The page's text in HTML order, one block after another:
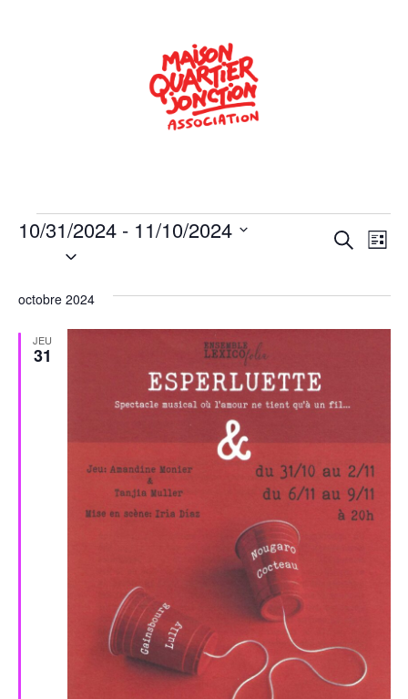
Recherche
Liste
10/31/2024 - 11/10/2024
Sélectionnez
octobre 2024
JEU
31